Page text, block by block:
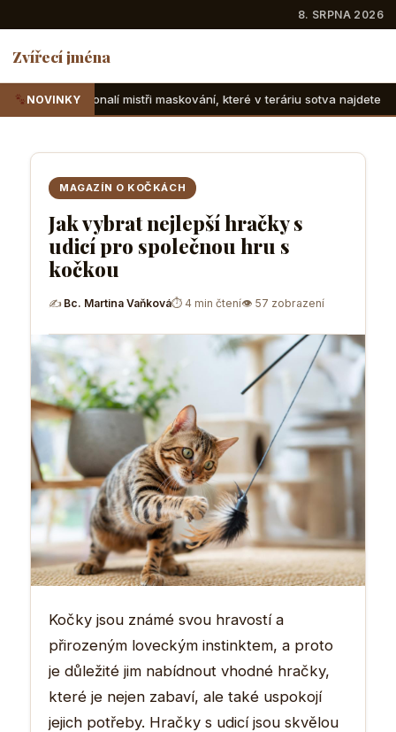
8. SRPNA 2026
Zvířecí jména
NOVINKY
maskování, které v teráriu sotva najdete
MAGAZÍN O KOČKÁCH
Jak vybrat nejlepší hračky s
udicí pro společnou hru s
kočkou
✍ Bc. Martina Vaňková⏱ 4 min čtení👁 57 zobrazení
Kočky jsou známé svou hravostí a
přirozeným loveckým instinktem, a proto
je důležité jim nabídnout vhodné hračky,
které je nejen zabaví, ale také uspokojí
jejich potřeby. Hračky s udicí jsou skvělou